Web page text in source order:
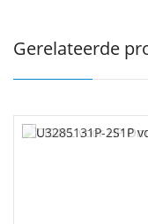
Gerelateerde